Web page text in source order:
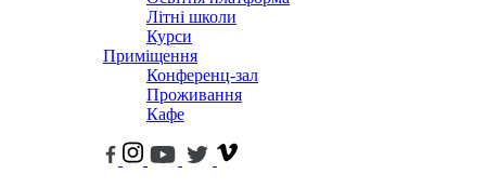
Літні школи
Курси
Приміщення
Конференц-зал
Проживання
Кафе